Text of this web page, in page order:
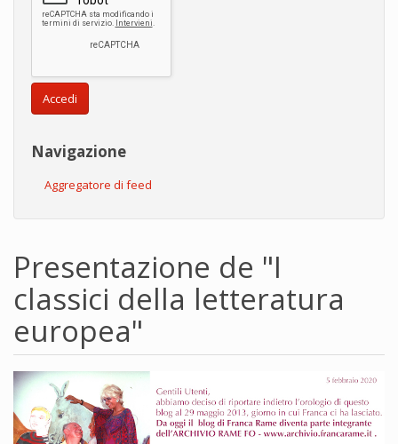
Accedi
Navigazione
Aggregatore di feed
Presentazione de "I
classici della letteratura
europea"